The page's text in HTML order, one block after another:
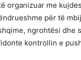
organizuar me
për të
ngrohtësi dhe
kontrollin e